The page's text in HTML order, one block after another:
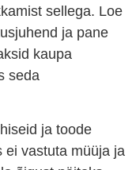
sellega. Loe
ja pane
kaupa
seda
ja toode
ei vastuta müüja ja